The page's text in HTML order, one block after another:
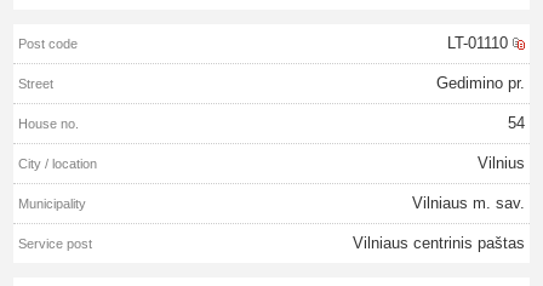
LT-01110
Gedimino pr.
54
Vilnius
Vilniaus m. sav.
Vilniaus centrinis paštas